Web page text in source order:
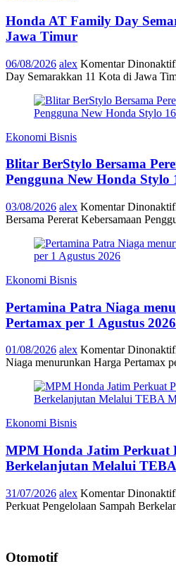
Honda AT Family Day
Jawa Timur
06/08/2026 alex Komentar
Day Semarakkan 11 Kota di Jawa
Ekonomi Bisnis
Blitar BerStylo Bersama
Pengguna New Honda Stylo
03/08/2026 alex Komentar
Bersama Pererat Kebersamaan
Ekonomi Bisnis
Pertamina Patra Niaga
Pertamax per 1 Agustus 2026
01/08/2026 alex Komentar
Niaga menurunkan Harga Pertamax
Ekonomi Bisnis
MPM Honda Jatim Perkuat
Berkelanjutan Melalui
31/07/2026 alex Komentar
Perkuat Pengelolaan Sampah
Otomotif